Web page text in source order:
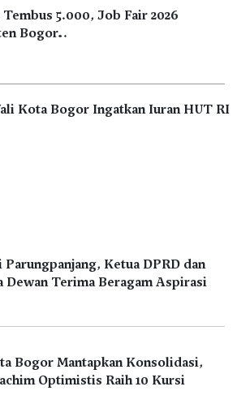
Tembus 5.000, Job Fair 2026
Bogor…
Kota Bogor Ingatkan Iuran HUT RI
Parungpanjang, Ketua DPRD dan
Dewan Terima Beragam Aspirasi
Bogor Mantapkan Konsolidasi,
Optimistis Raih 10 Kursi